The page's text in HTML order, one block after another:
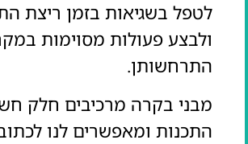
לטפל בשגיאות בזמן ריצת
ולבצע פעולות מסוימות
התרחשותן.
מבני בקרה מרכיבים חלק
התכנות ומאפשרים לנו